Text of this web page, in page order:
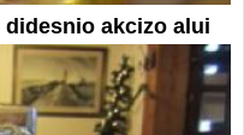
akcizo alui